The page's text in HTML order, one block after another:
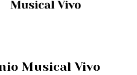
Musical Vivo